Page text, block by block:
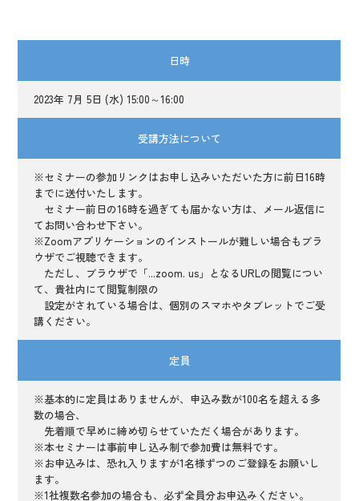
日時
2023年 7月 5日 (水) 15:00～16:00
受講方法について
※セミナーの参加リンクはお申し込みいただいた方に前日16時
までに送付いたします。
セミナー前日の16時を過ぎても届かない方は、メール返信に
てお問い合わせ下さい。
※Zoomアプリケーションのインストールが難しい場合もブラ
ウザでご視聴できます。
ただし、ブラウザで「...zoom. us」となるURLの閲覧につい
て、貴社内にて閲覧制限の
設定がされている場合は、個別のスマホやタブレットでご受
講ください。
定員
※基本的に定員はありませんが、申込み数が100名を超える多
数の場合、
先着順で早めに締め切らせていただく場合があります。
※本セミナーは事前申し込み制で参加費は無料です。
※お申込みは、恐れ入りますが1名様ずつのご登録をお願いし
ます。
※1社複数名参加の場合も、必ず全員分お申込みください。